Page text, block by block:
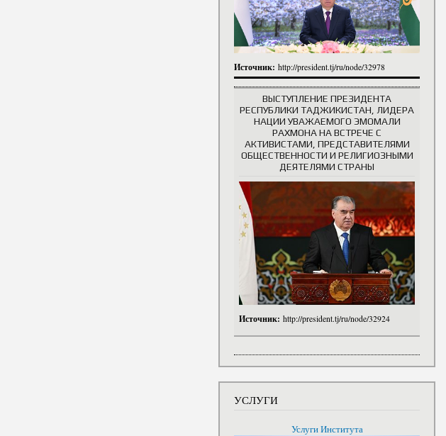
Источник: http://president.tj/ru/node/32978
ВЫСТУПЛЕНИЕ ПРЕЗИДЕНТА
РЕСПУБЛИКИ ТАДЖИКИСТАН, ЛИДЕРА
НАЦИИ УВАЖАЕМОГО ЭМОМАЛИ
РАХМОНА НА ВСТРЕЧЕ С
АКТИВИСТАМИ, ПРЕДСТАВИТЕЛЯМИ
ОБЩЕСТВЕННОСТИ И РЕЛИГИОЗНЫМИ
ДЕЯТЕЛЯМИ СТРАНЫ
Источник: http://president.tj/ru/node/32924
УСЛУГИ
Услуги Института